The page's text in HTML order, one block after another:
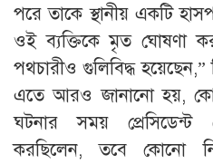
পরে তাকে স্থানীয় একটি
ওই ব্যক্তিকে মৃত ঘোষণা
পথচারীও গুলিবিদ্ধ
এতে আরও জানানো হয়,
ঘটনার সময় প্রেসিডেন্ট
করছিলেন, তবে কোনো